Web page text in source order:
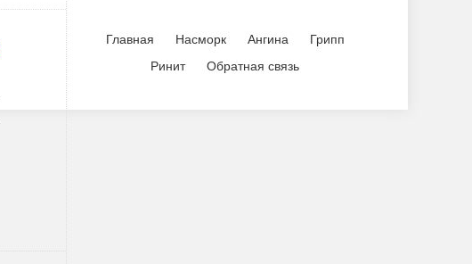
Главная Насморк Ангина
Грипп
Ринит
Обратная связь